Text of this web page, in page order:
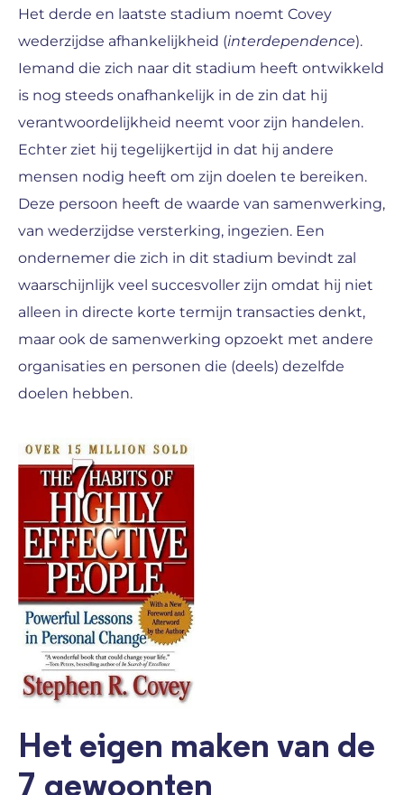
Het derde en laatste stadium noemt Covey
wederzijdse afhankelijkheid (interdependence).
Iemand die zich naar dit stadium heeft ontwikkeld
is nog steeds onafhankelijk in de zin dat hij
verantwoordelijkheid neemt voor zijn handelen.
Echter ziet hij tegelijkertijd in dat hij andere
mensen nodig heeft om zijn doelen te bereiken.
Deze persoon heeft de waarde van samenwerking,
van wederzijdse versterking, ingezien. Een
ondernemer die zich in dit stadium bevindt zal
waarschijnlijk veel succesvoller zijn omdat hij niet
alleen in directe korte termijn transacties denkt,
maar ook de samenwerking opzoekt met andere
organisaties en personen die (deels) dezelfde
doelen hebben.
Het eigen maken van de
7 gewoonten